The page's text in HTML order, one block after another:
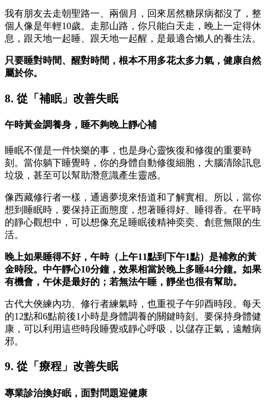
我有朋友去走朝聖路一、兩個月，回來居然糖尿病都沒了，整
個人像是年輕10歲。走那山路，你只能白天走，晚上一定得休
息，跟天地一起睡、跟天地一起醒，是最適合懶人的養生法。
只要睡對時間、醒對時間，根本不用多花太多力氣，健康自然
屬於你。
8. 從「補眠」改善失眠
午時黃金調養身，睡不夠晚上靜心補
睡眠不僅是一件快樂的事，也是身心靈恢復和修復的重要時
刻。當你躺下睡覺時，你的身體自動修復細胞，大腦清除訊息
垃圾，甚至可以幫助潛意識產生靈感。
像西藏修行者一樣，通過夢境來悟道和了解實相。所以，當你
想到睡眠時，要保持正面態度，想著睡得好、睡得香。在平時
的靜心觀想中，可以想像充足睡眠後精神奕奕、創意無限的生
活。
晚上如果睡得不好，午時（上午11點到下午1點）是補救的黃
金時段。中午靜心10分鐘，效果相當於晚上多睡44分鐘。如果
有機會，午休是最好的；若無法午睡，靜坐也很有幫助。
古代大俠練內功、修行者練氣時，也重視子午卯酉時段。每天
的12點和6點前後1小時是身體調養的關鍵時刻。要保持身體健
康，可以利用這些時段睡覺或靜心呼吸，以儲存正氣，遠離病
邪。
9. 從「療程」改善失眠
專業診治換好眠，面對問題迎健康